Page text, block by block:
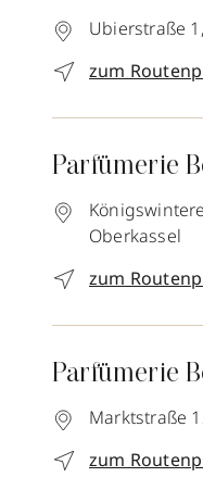
Ubierstraße 1,
zum
Parfümerie
Oberkassel
zum
Parfümerie
Marktstraße
zum